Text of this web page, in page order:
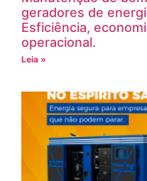
geradores de
Esficiência,
operacional.
Leia »